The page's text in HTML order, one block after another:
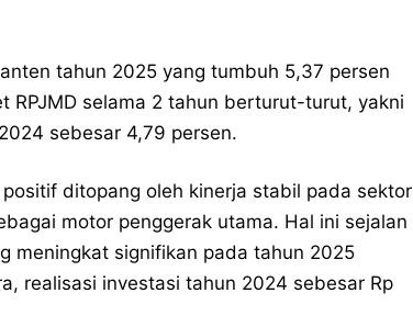
tahun 2025 yang tumbuh 5,37 persen
RPJMD selama 2 tahun berturut-turut, yakni
sebesar 4,79 persen.
ditopang oleh kinerja stabil pada sektor
motor penggerak utama. Hal ini sejalan
meningkat signifikan pada tahun 2025
realisasi investasi tahun 2024 sebesar Rp